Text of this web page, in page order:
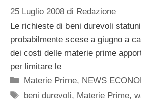
25 Luglio 2008 di Redazione
Le richieste di beni durevoli
probabilmente scese a giugno a
dei costi delle materie prime
per limitare le
Categorie
Materie Prime, NEWS
Tag
beni durevoli, Materie Prime,